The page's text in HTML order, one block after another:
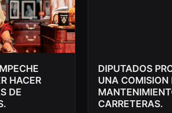
HACER
DE
DIPUTADOS
UNA COMISION
CARRETERAS.